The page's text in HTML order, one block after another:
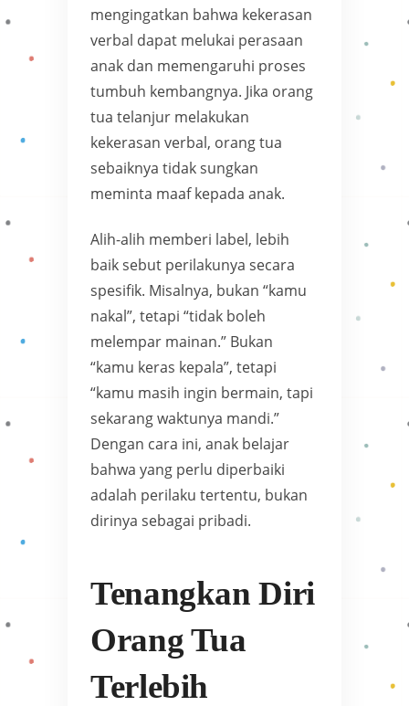
mengingatkan bahwa kekerasan
verbal dapat melukai perasaan
anak dan memengaruhi proses
tumbuh kembangnya. Jika orang
tua telanjur melakukan
kekerasan verbal, orang tua
sebaiknya tidak sungkan
meminta maaf kepada anak.
Alih-alih memberi label, lebih
baik sebut perilakunya secara
spesifik. Misalnya, bukan “kamu
nakal”, tetapi “tidak boleh
melempar mainan.” Bukan
“kamu keras kepala”, tetapi
“kamu masih ingin bermain, tapi
sekarang waktunya mandi.”
Dengan cara ini, anak belajar
bahwa yang perlu diperbaiki
adalah perilaku tertentu, bukan
dirinya sebagai pribadi.
Tenangkan Diri
Orang Tua
Terlebih